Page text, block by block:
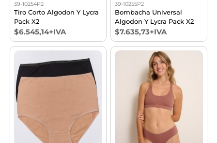
39-10254P2
Tiro Corto Algodon Y Lycra
Pack X2
$6.545,14+IVA
39-10255P2
Bombacha Universal
Algodon Y Lycra Pack X2
$7.635,73+IVA